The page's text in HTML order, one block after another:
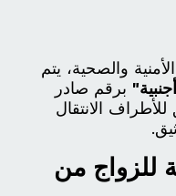
والصحية، يتم
برقم صادر
الانتقال
للزواج من